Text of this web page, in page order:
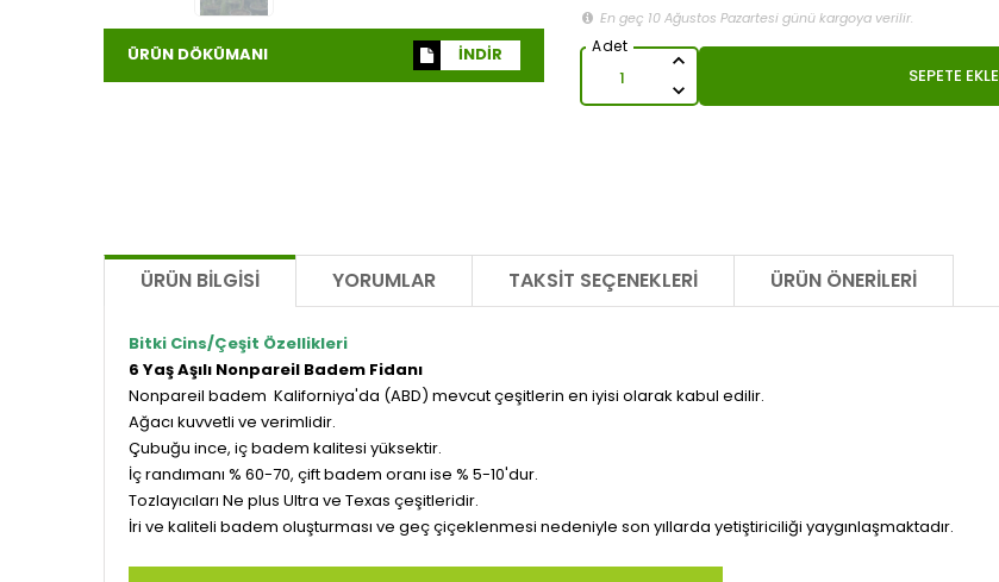
ÜRÜN DÖKÜMANI İNDİR
En geç 10 Ağustos Pazartesi günü kargoya verilir.
SEPETE EKLE
ÜRÜN BILGISI YORUMLAR TAKSIT SEÇENEKLERI ÜRÜN ÖNERILERI
Bitki Cins/Çeşit Özellikleri
6 Yaş Aşılı Nonpareil Badem Fidanı
Nonpareil badem Kaliforniya'da (ABD) mevcut çeşitlerin en iyisi olarak kabul edilir.
Ağacı kuvvetli ve verimlidir.
Çubuğu ince, iç badem kalitesi yüksektir.
İç randımanı % 60-70, çift badem oranı ise % 5-10'dur.
Tozlayıcıları Ne plus Ultra ve Texas çeşitleridir.
İri ve kaliteli badem oluşturması ve geç çiçeklenmesi nedeniyle son yıllarda yetiştiriciliği yaygınlaşmaktadır.